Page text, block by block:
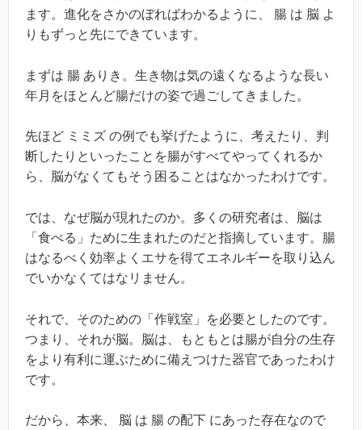
ます。進化をさかのぼればわかるように、 腸 は 脳 よ
りもずっと先にできています。
まずは 腸 ありき。生き物は気の遠くなるような長い
年月をほとんど腸だけの姿で過ごしてきました。
先ほど ミミズ の例でも挙げたように、考えたり、判
断したりといったことを腸がすべてやってくれるか
ら、脳がなくてもそう困ることはなかったわけです。
では、なぜ脳が現れたのか。多くの研究者は、脳は
「食べる」ために生まれたのだと指摘しています。腸
はなるべく効率よくエサを得てエネルギーを取り込ん
でいかなくてはなリません。
それで、そのための「作戦室」を必要としたのです。
つまり、それが脳。脳は、もともとは腸が自分の生存
をより有利に運ぶために備えつけた器官であったわけ
です。
だから、本来、 脳 は 腸 の配下 にあった存在なので